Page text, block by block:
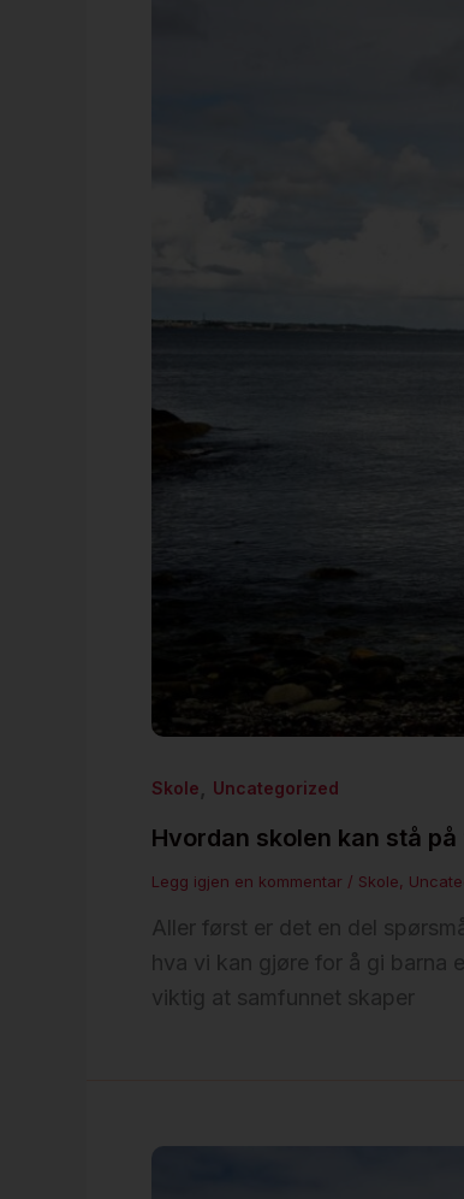
Skole, Uncategorized
Hvordan skolen kan stå
Legg igjen en kommentar / Skole,
Aller først er det en del
hva vi kan gjøre for å gi barna
viktig at samfunnet skaper